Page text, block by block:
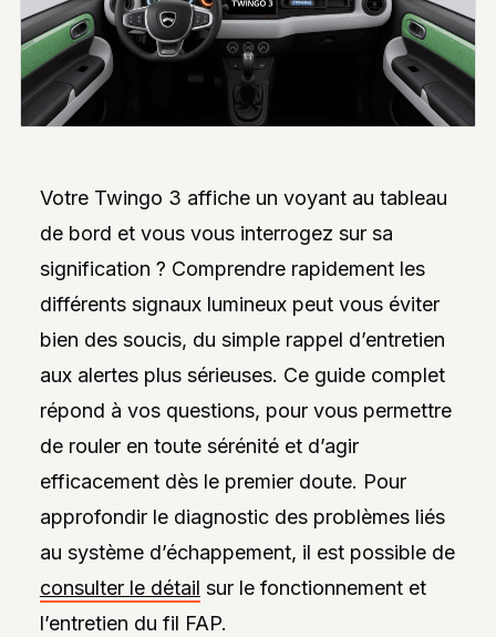
REPORTAGES
PHOTO
INSPIRANTS,
DES
ANALYSES
DE
DOSSIERS
L’INNOVATION
AUTO/MOTO.
EST
SUR
L’EXPLORATION
DES
STYLES,
DES
MATIÈRES
L’ESTHÉTIQUE
POUR
PASSIONNÉS
PROFESSIONNELS.
Votre Twingo 3 affiche un voyant au tableau
de bord et vous vous interrogez sur sa
signification ? Comprendre rapidement les
différents signaux lumineux peut vous éviter
bien des soucis, du simple rappel d’entretien
aux alertes plus sérieuses. Ce guide complet
répond à vos questions, pour vous permettre
de rouler en toute sérénité et d’agir
efficacement dès le premier doute. Pour
approfondir le diagnostic des problèmes liés
au système d’échappement, il est possible de
consulter le détail sur le fonctionnement et
l’entretien du fil FAP.